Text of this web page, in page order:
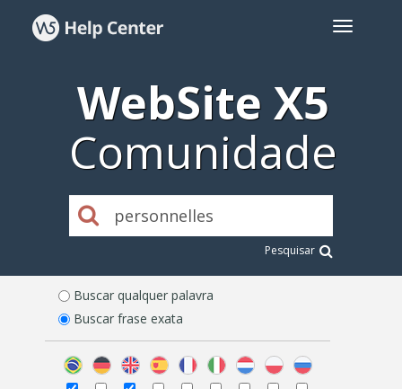
WebSite X5
Comunidade
Pesquisar
Buscar qualquer palavra
Buscar frase exata